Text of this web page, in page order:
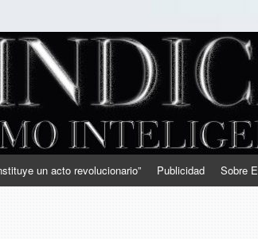
un acto revolucionario” Publicidad Sobre